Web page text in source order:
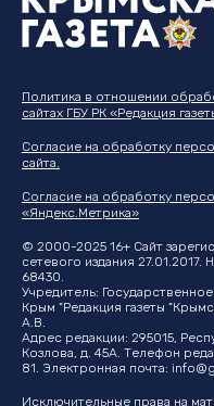
Политика в отношении
сайтах ГБУ РК «Редакция
Согласие на обработку
сайта.
Согласие на обработку
«Яндекс.Метрика»
© 2000-2025 16+ Сайт
сетевого издания
68430.
Учредитель:
Крым "Редакция газеты
А.В.
Адрес редакции: 295015,
Козлова, д. 45А. Телефон
81. Электронная почта:
Исключительные права на